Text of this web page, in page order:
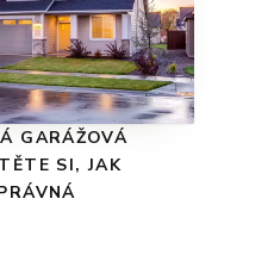
GARÁŽOVÁ
SI, JAK